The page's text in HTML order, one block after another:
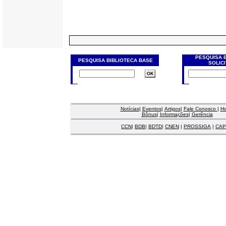
PESQUISA BIBLIOTECA BASE
PESQUISA
Notícias| Eventos| Artigos| Fale Conosco |
Bônus| Informações| Gerência
CCN| BDB| BDTD| CNEN | PROSSIGA |